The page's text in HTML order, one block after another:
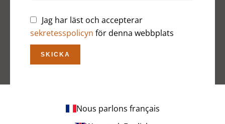
Jag har läst och accepterar
sekretesspolicyn för denna webbplats
SKICKA
Nous parlons français